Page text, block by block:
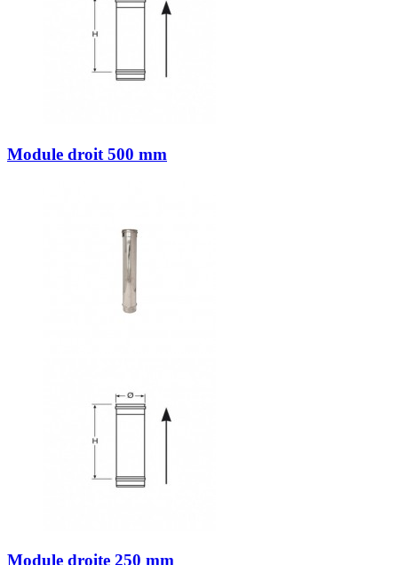
Module droit 500 mm
Module droite 250 mm